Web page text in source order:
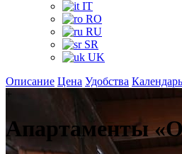
IT
RO
RU
SR
UK
Описание Цена Удобства Календарь
+
Апартаменты